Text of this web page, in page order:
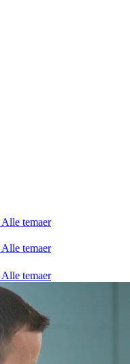
Alle temaer
Alle temaer
Alle temaer